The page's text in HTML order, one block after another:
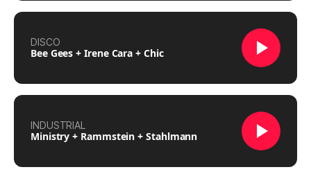
DISCO
Bee Gees + Irene Cara + Chic
INDUSTRIAL
Ministry + Rammstein + Stahlmann